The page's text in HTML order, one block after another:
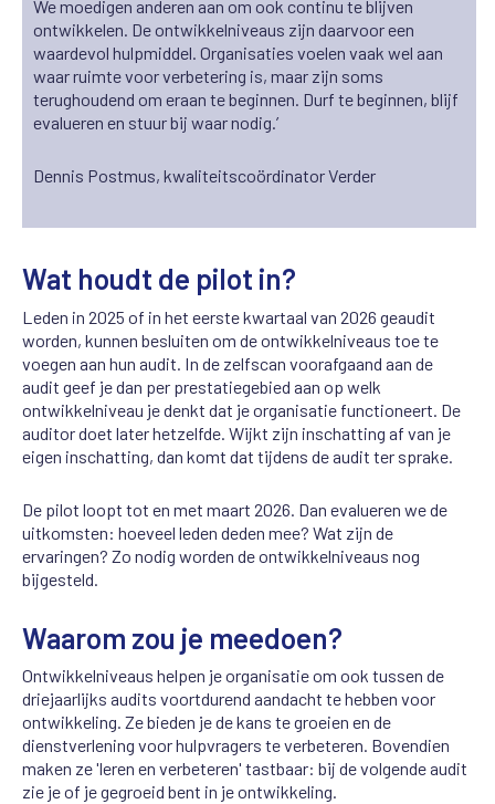
We moedigen anderen aan om ook continu te blijven
ontwikkelen. De ontwikkelniveaus zijn daarvoor een
waardevol hulpmiddel. Organisaties voelen vaak wel aan
waar ruimte voor verbetering is, maar zijn soms
terughoudend om eraan te beginnen. Durf te beginnen, blijf
evalueren en stuur bij waar nodig.’
Dennis Postmus, kwaliteitscoördinator Verder
Wat houdt de pilot in?
Leden in 2025 of in het eerste kwartaal van 2026 geaudit
worden, kunnen besluiten om de ontwikkelniveaus toe te
voegen aan hun audit. In de zelfscan voorafgaand aan de
audit geef je dan per prestatiegebied aan op welk
ontwikkelniveau je denkt dat je organisatie functioneert. De
auditor doet later hetzelfde. Wijkt zijn inschatting af van je
eigen inschatting, dan komt dat tijdens de audit ter sprake.
De pilot loopt tot en met maart 2026. Dan evalueren we de
uitkomsten: hoeveel leden deden mee? Wat zijn de
ervaringen? Zo nodig worden de ontwikkelniveaus nog
bijgesteld.
Waarom zou je meedoen?
Ontwikkelniveaus helpen je organisatie om ook tussen de
driejaarlijks audits voortdurend aandacht te hebben voor
ontwikkeling. Ze bieden je de kans te groeien en de
dienstverlening voor hulpvragers te verbeteren. Bovendien
maken ze 'leren en verbeteren' tastbaar: bij de volgende audit
zie je of je gegroeid bent in je ontwikkeling.